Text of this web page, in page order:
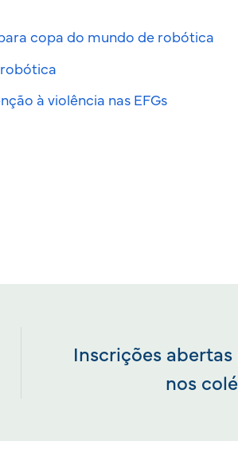
copa do mundo de robótica
à violência nas EFGs
Inscrições
nos